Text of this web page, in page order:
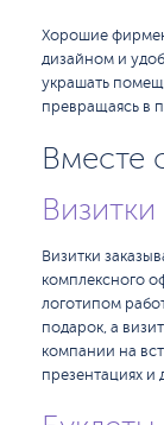
Хорошие
дизайном и
украшать
превращаясь в
Вместе
Визитки
Визитки
комплексного
логотипом
подарок, а
компании на
презентациях и